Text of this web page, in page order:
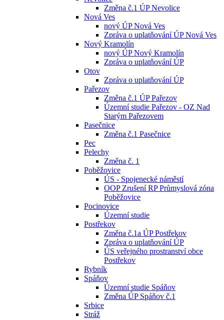
Změna č.1 ÚP Nevolice
Nová Ves
nový ÚP Nová Ves
Zpráva o uplatňování ÚP Nová Ves
Nový Kramolín
nový ÚP Nový Kramolín
Zpráva o uplatňování ÚP
Otov
Zpráva o uplatňování ÚP
Pařezov
Změna č.1 ÚP Pařezov
Územní studie Pařezov - OZ Nad
Starým Pařezovem
Pasečnice
Změna č.1 Pasečnice
Pec
Pelechy
Změna č. 1
Poběžovice
ÚS - Spojenecké náměstí
OOP Zrušení RP Průmyslová zóna
Poběžovice
Pocinovice
Územní studie
Postřekov
Změna č.1a ÚP Postřekov
Zpráva o uplatňování ÚP
ÚS veřejného prostranství obce
Postřekov
Rybník
Spáňov
Územní studie Spáňov
Změna ÚP Spáňov č.1
Srbice
Stráž